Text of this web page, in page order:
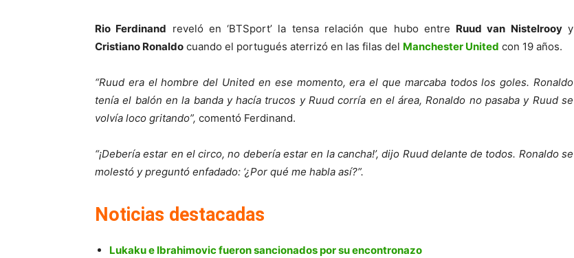
Rio Ferdinand reveló en ‘BTSport’ la tensa relación que hubo entre Ruud van Nistelrooyy
Cristiano Ronaldo cuando el portugués aterrizó en las filas del Manchester United con 19 años.
“Ruud era el hombre del United en ese momento, era el que marcaba todos los goles. Ronaldo
tenía el balón en la banda y hacía trucos y Ruud corría en el área, Ronaldo no pasaba y Ruud se
volvía loco gritando”, comentó Ferdinand.
“¡Debería estar en el circo, no debería estar en la cancha!’, dijo Ruud delante de todos. Ronaldo se
molestó y preguntó enfadado: ‘¿Por qué me habla así?”.
Noticias destacadas
Lukaku e Ibrahimovic fueron sancionados por su encontronazo